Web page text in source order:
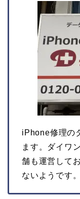
iPhone修理の
ます。ダイワ
舗も運営して
ないようです。